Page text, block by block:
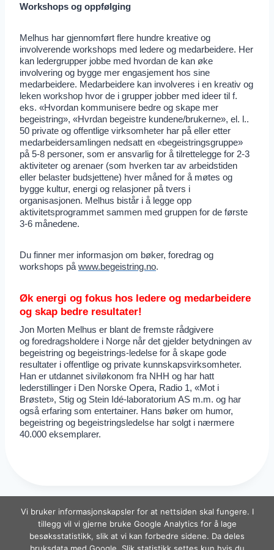
Workshops og oppfølging
Melhus har gjennomført flere hundre kreative og
involverende workshops med ledere og medarbeidere. Her
kan ledergrupper jobbe med hvordan de kan øke
involvering og bygge mer engasjement hos sine
medarbeidere. Medarbeidere kan involveres i en kreativ og
leken workshop hvor de i grupper jobber med ideer til f.
eks. «Hvordan kommunisere bedre og skape mer
begeistring», «Hvrdan begeistre kundene/brukerne», el. l..
50 private og offentlige virksomheter har på eller etter
medarbeidersamlingen nedsatt en «begeistringsgruppe»
på 5-8 personer, som er ansvarlig for å tilrettelegge for 2-3
aktiviteter og arenaer (som hverken tar av arbeidstiden
eller belaster budsjettene) hver måned for å møtes og
bygge kultur, energi og relasjoner på tvers i
organisasjonen. Melhus bistår i å legge opp
aktivitetsprogrammet sammen med gruppen for de første
3-6 månedene.
Du finner mer informasjon om bøker, foredrag og
workshops på www.begeistring.no.
Øk energi og fokus hos ledere og medarbeidere
og skap bedre resultater!
Jon Morten Melhus er blant de fremste rådgivere
og foredragsholdere i Norge når det gjelder betydningen av
begeistring og begeistrings-ledelse for å skape gode
resultater i offentlige og private kunnskapsvirksomheter.
Han er utdannet siviløkonom fra NHH og har hatt
lederstillinger i Den Norske Opera, Radio 1, «Mot i
Brøstet», Stig og Stein Idé-laboratorium AS m.m. og har
også erfaring som entertainer. Hans bøker om humor,
begeistring og begeistringsledelse har solgt i nærmere
40.000 eksemplarer.
Trekk
© 2026 Begeistring.no! – Melhus
Vi bruker informasjonskapsler for at nettsiden skal fungere. I
tillegg vil vi gjerne bruke Google Analytics for å lage
besøksstatistikk, slik at vi kan forbedre sidene. Da deles